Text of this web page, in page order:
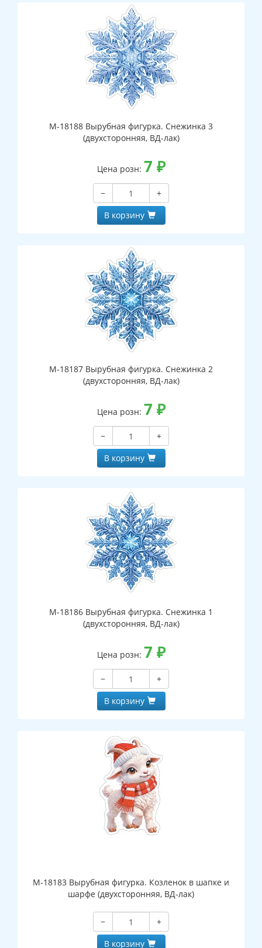
М-18188 Вырубная фигурка. Снежинка 3
(двухсторонняя, ВД-лак)
Цена розн: 7 ₽
−
+
В корзину
М-18187 Вырубная фигурка. Снежинка 2
(двухсторонняя, ВД-лак)
Цена розн: 7 ₽
−
+
В корзину
М-18186 Вырубная фигурка. Снежинка 1
(двухсторонняя, ВД-лак)
Цена розн: 7 ₽
−
+
В корзину
М-18183 Вырубная фигурка. Козленок в шапке и
шарфе (двухсторонняя, ВД-лак)
−
+
В корзину